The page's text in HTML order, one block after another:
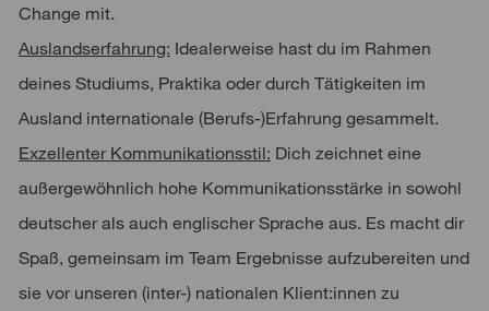
Change mit.
Auslandserfahrung: Idealerweise hast du im Rahmen
deines Studiums, Praktika oder durch Tätigkeiten im
Ausland internationale (Berufs-)Erfahrung gesammelt.
Exzellenter Kommunikationsstil: Dich zeichnet eine
außergewöhnlich hohe Kommunikationsstärke in sowohl
deutscher als auch englischer Sprache aus. Es macht dir
Spaß, gemeinsam im Team Ergebnisse aufzubereiten und
sie vor unseren (inter-) nationalen Klient:innen zu